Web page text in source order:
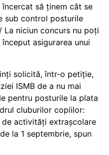
încercat să ținem cât se
sub control posturile
La niciun concurs nu poți
asigurarea unui
solicită, într-o petiție,
ISMB de a nu mai
pentru posturile la plata
cluburilor copiilor:
activități extrașcolare
la 1 septembrie, spun